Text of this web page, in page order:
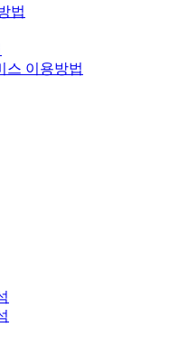
법
스 이용방법